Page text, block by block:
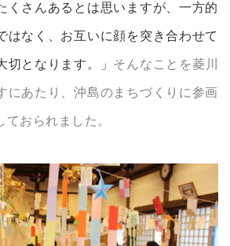
くさんあるとは思いますが、一方的
はなく、お互いに顔を突き合わせて
切となります。」 そんなことを菱川
にあたり、沖島のまちづくりに参画
おられました。